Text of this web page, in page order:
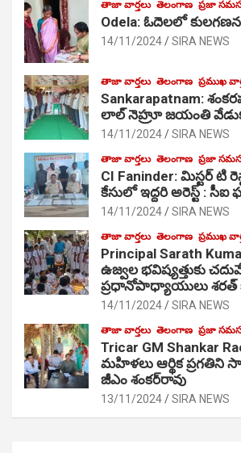
తాజా వార్తలు తెలంగాణ ప్రజా
Odela: ఓదెలలో
14/11/2024 SIRA NEWS
తాజా వార్తలు తెలంగాణ ప్రముఖ
Sankarapatnam:
లాల్ నెహ్రూ జయంతి
14/11/2024 SIRA NEWS
తాజా వార్తలు తెలంగాణ ప్రజా
CI Faninder: మిస్టర్ టి
కేసులో ఇద్దరి అరెస్ట్ : సీఐ
14/11/2024 SIRA NEWS
తాజా వార్తలు తెలంగాణ ప్రముఖ
Principal Sarath
ఉజ్వల భవిష్యత్తుకు
ప్రధానోపాధ్యాయులు
14/11/2024 SIRA NEWS
తాజా వార్తలు తెలంగాణ ప్రజా
Tricar GM Shankar
మహిళలు ఆర్థిక ప్రగతిని
జీఎం శంకర్‌రావు
13/11/2024 SIRA NEWS